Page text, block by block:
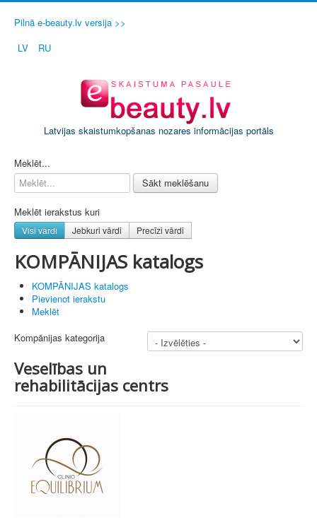
Pilnā e-beauty.lv versija >>
LV
RU
Latvijas skaistumkopšanas nozares informācijas portāls
Meklēt...
Sākt meklēšanu
Meklēt ierakstus kuri
Visi vārdi Jebkuri vārdi Precīzi vārdi
KOMPĀNIJAS katalogs
KOMPĀNIJAS katalogs
Pievienot ierakstu
Meklēt
Kompānijas kategorija
Veselības un
rehabilitācijas centrs